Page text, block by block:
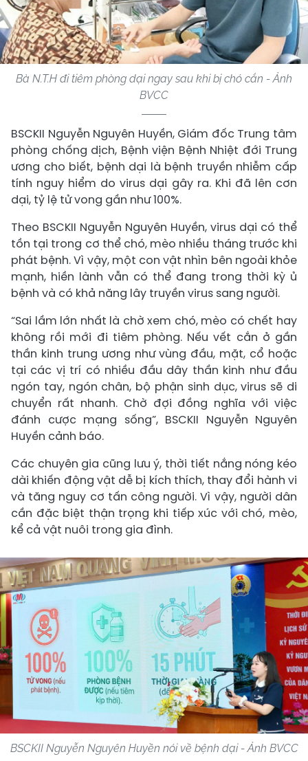
Bà N.T.H đi tiêm phòng dại ngay sau khi bị chó cắn - Ảnh
BVCC
BSCKII Nguyễn Nguyên Huyền, Giám đốc Trung tâm
phòng chống dịch, Bệnh viện Bệnh Nhiệt đới Trung
ương cho biết, bệnh dại là bệnh truyền nhiễm cấp
tính nguy hiểm do virus dại gây ra. Khi đã lên cơn
dại, tỷ lệ tử vong gần như 100%.
Theo BSCKII Nguyễn Nguyên Huyền, virus dại có thể
tồn tại trong cơ thể chó, mèo nhiều tháng trước khi
phát bệnh. Vì vậy, một con vật nhìn bên ngoài khỏe
mạnh, hiền lành vẫn có thể đang trong thời kỳ ủ
bệnh và có khả năng lây truyền virus sang người.
“Sai lầm lớn nhất là chờ xem chó, mèo có chết hay
không rồi mới đi tiêm phòng. Nếu vết cắn ở gần
thần kinh trung ương như vùng đầu, mặt, cổ hoặc
tại các vị trí có nhiều đầu dây thần kinh như đầu
ngón tay, ngón chân, bộ phận sinh dục, virus sẽ di
chuyển rất nhanh. Chờ đợi đồng nghĩa với việc
đánh cược mạng sống”, BSCKII Nguyễn Nguyên
Huyền cảnh báo.
Các chuyên gia cũng lưu ý, thời tiết nắng nóng kéo
dài khiến động vật dễ bị kích thích, thay đổi hành vi
và tăng nguy cơ tấn công người. Vì vậy, người dân
cần đặc biệt thận trọng khi tiếp xúc với chó, mèo,
kể cả vật nuôi trong gia đình.
BSCKII Nguyễn Nguyên Huyền nói về bệnh dại - Ảnh BVCC